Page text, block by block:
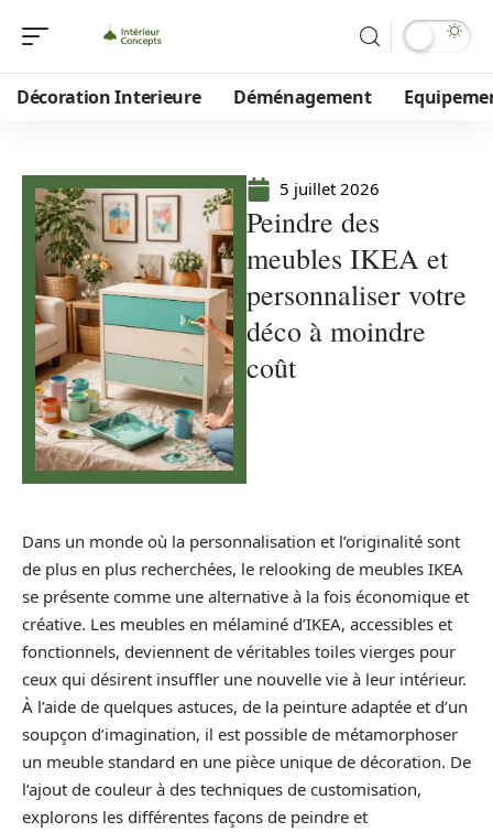
Décoration Interieure Déménagement
5 juillet 2026
Peindre des
meubles IKEA et
personnaliser votre
déco à moindre
coût
Dans un monde où la personnalisation et l’originalité sont
de plus en plus recherchées, le relooking de meubles IKEA
se présente comme une alternative à la fois économique et
créative. Les meubles en mélaminé d’IKEA, accessibles et
fonctionnels, deviennent de véritables toiles vierges pour
ceux qui désirent insuffler une nouvelle vie à leur intérieur.
À l’aide de quelques astuces, de la peinture adaptée et d’un
soupçon d’imagination, il est possible de métamorphoser
un meuble standard en une pièce unique de décoration. De
l’ajout de couleur à des techniques de customisation,
explorons les différentes façons de peindre et